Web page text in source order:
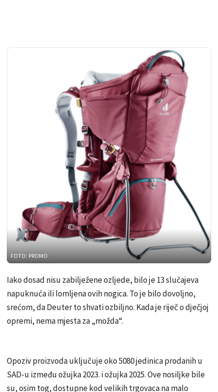
FOTO: PROMO
Iako dosad nisu zabilježene ozljede, bilo je 13 slučajeva
napuknuća ili lomljena ovih nogica. To je bilo dovoljno,
srećom, da Deuter to shvati ozbiljno. Kada je riječ o dječjoj
opremi, nema mjesta za „možda“.
Opoziv proizvoda uključuje oko 5080 jedinica prodanih u
SAD-u između ožujka 2023. i ožujka 2025. Ove nosiljke bile
su, osim tog, dostupne kod velikih trgovaca na malo